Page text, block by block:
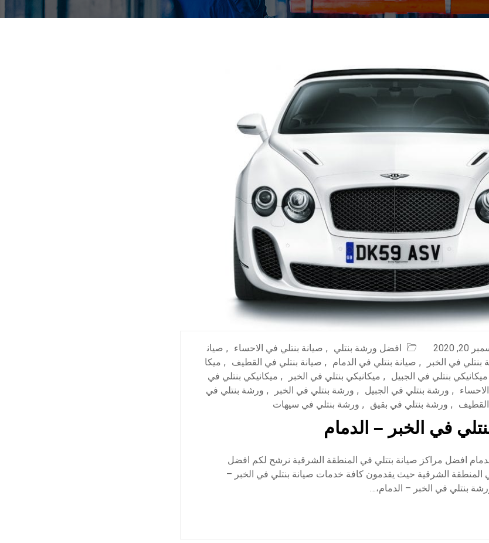
2020 افضل ورشة بنتلي , صيانة بنتلي في الاحساء , صيان
بنتلي في الخبر , صيانة بنتلي في الدمام , صيانة بنتلي في القطيف , ميكا
ميكانيكي بنتلي في الجبيل , ميكانيكي بنتلي في الخبر , ميكانيكي بنتلي في
, ورشة بنتلي في الجبيل , ورشة بنتلي في الخبر , ورشة بنتلي في
, ورشة بنتلي في بقيق , ورشة بنتلي في سيهات
في الخبر – الدمام
افضل مراكز صيانة بتتلي في المنطقة الشرقية نرشح لكم افضل
المنطقة الشرقية حيث يقدمون كافة خدمات صيانة بنتلي في الخبر –
بنتلي في الخبر – الدمام،…